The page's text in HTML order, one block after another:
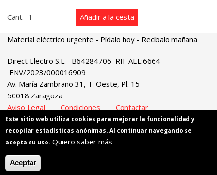
Cant.
Material eléctrico urgente - Pídalo hoy - Recíbalo mañana
Direct Electro S.L. B64284706 RII_AEE:6664
ENV/2023/000016909
Av. María Zambrano 31, T. Oeste, Pl. 15
50018 Zaragoza
Aviso Legal
Condiciones Contactar
Copyright © 2026. All rights reserved.
Este sitio web utiliza cookies para mejorar la funcionalidad y
recopilar estadísticas anónimas. Al continuar navegando se
acepta su uso. Quiero saber más
Aceptar